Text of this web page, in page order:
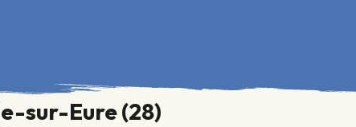
sur-Eure (28)